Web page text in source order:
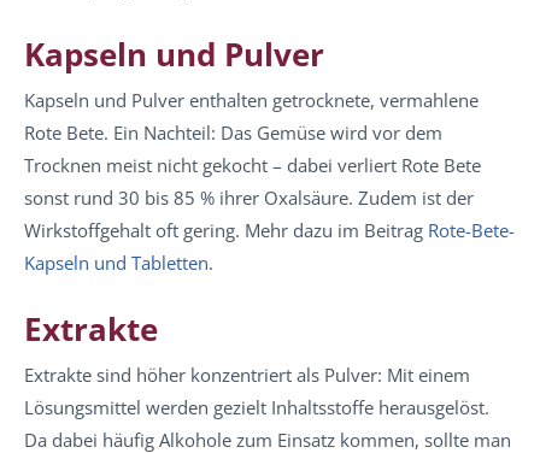
Kapseln und Pulver
Kapseln und Pulver enthalten getrocknete, vermahlene
Rote Bete. Ein Nachteil: Das Gemüse wird vor dem
Trocknen meist nicht gekocht – dabei verliert Rote Bete
sonst rund 30 bis 85 % ihrer Oxalsäure. Zudem ist der
Wirkstoffgehalt oft gering. Mehr dazu im Beitrag Rote-Bete-
Kapseln und Tabletten.
Extrakte
Extrakte sind höher konzentriert als Pulver: Mit einem
Lösungsmittel werden gezielt Inhaltsstoffe herausgelöst.
Da dabei häufig Alkohole zum Einsatz kommen, sollte man